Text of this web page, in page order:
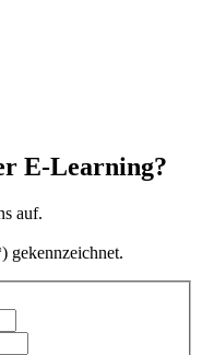
E-Learning?
auf.
gekennzeichnet.